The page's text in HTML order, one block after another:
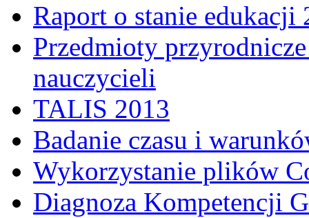
Raport o stanie edukacji
Przedmioty
nauczycieli
TALIS 2013
Badanie czasu i
Wykorzystanie plików
Diagnoza Kompetencji